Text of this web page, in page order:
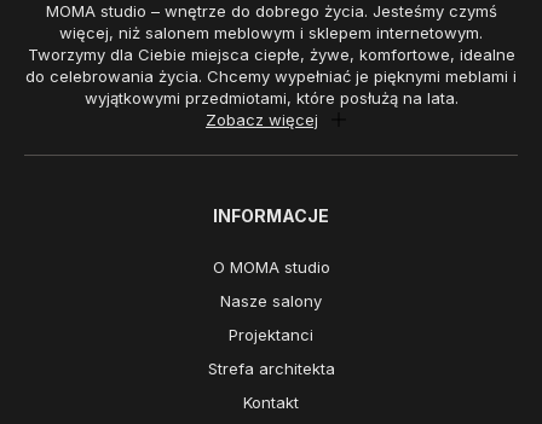
MOMA studio – wnętrze do dobrego życia. Jesteśmy czymś
więcej, niż salonem meblowym i sklepem internetowym.
Tworzymy dla Ciebie miejsca ciepłe, żywe, komfortowe, idealne
do celebrowania życia. Chcemy wypełniać je pięknymi meblami i
wyjątkowymi przedmiotami, które posłużą na lata.
Zobacz więcej
INFORMACJE
O MOMA studio
Nasze salony
Projektanci
Strefa architekta
Kontakt